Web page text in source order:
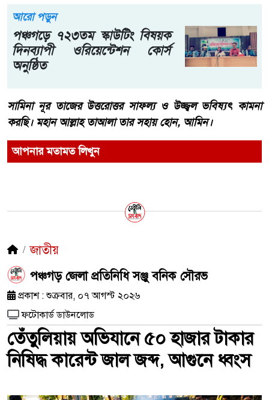
আরো পড়ুন
পঞ্চগড়ে ৭২৩তম স্কাউটিং বিষয়ক
দিনব্যাপী ওরিয়েন্টেশন কোর্স
অনুষ্ঠিত
সামিনা নূর তাজের উত্তরোত্তর সাফল্য ও উজ্জ্বল ভবিষ্যৎ কামনা
করছি। মহান আল্লাহ তাআলা তার সহায় হোন, আমিন।
আপনার মতামত লিখুন
জাতীয়
পঞ্চগড় জেলা প্রতিনিধি সঞ্জু বনিক সৌরভ
প্রকাশ : শুক্রবার, ০৭ আগস্ট ২০২৬
ফটোকার্ড ডাউনলোড
তেঁতুলিয়ায় অভিযানে ৫০ হাজার টাকার
নিষিদ্ধ কারেন্ট জাল জব্দ, আগুনে ধ্বংস